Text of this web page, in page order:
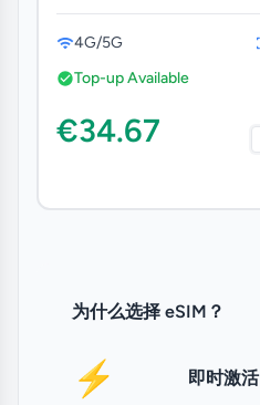
4G/5G
Top-up Available
€34.67
为什么选择 eSIM？
⚡ 即时激活